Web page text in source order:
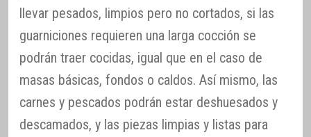
llevar pesados, limpios pero no cortados, si las
guarniciones requieren una larga cocción se
podrán traer cocidas, igual que en el caso de
masas básicas, fondos o caldos. Así mismo, las
carnes y pescados podrán estar deshuesados y
descamados, y las piezas limpias y listas para